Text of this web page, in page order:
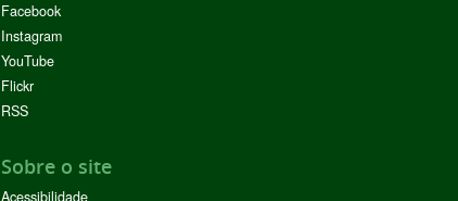
Facebook
Instagram
YouTube
Flickr
RSS
Sobre o site